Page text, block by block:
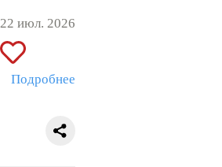
22 июл. 2026
Подробнее